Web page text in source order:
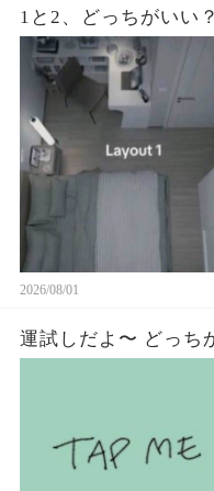
1と2、どっちがいい？
2026/08/01
運試しだよ〜 どっち